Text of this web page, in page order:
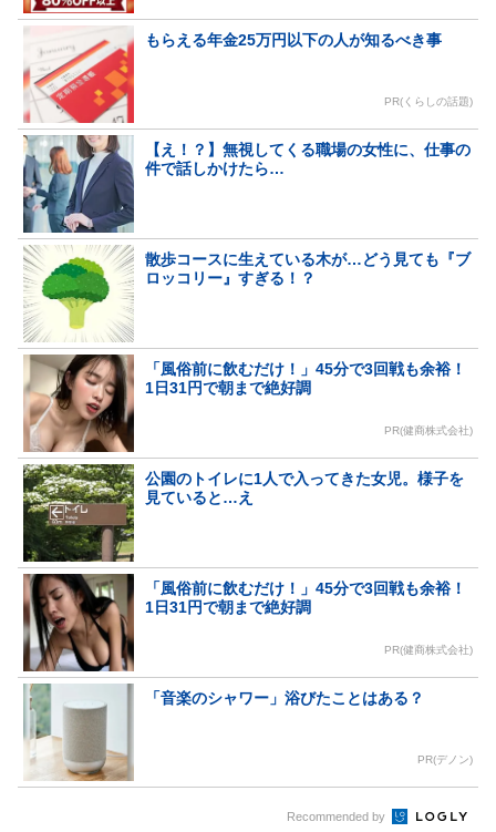
もらえる年金25万円以下の人が知るべき事
PR(くらしの話題)
【え！？】無視してくる職場の女性に、仕事の
件で話しかけたら…
散歩コースに生えている木が…どう見ても『ブ
ロッコリー』すぎる！？
「風俗前に飲むだけ！」45分で3回戦も余裕！
1日31円で朝まで絶好調
PR(健商株式会社)
公園のトイレに1人で入ってきた女児。様子を
見ていると…え
「風俗前に飲むだけ！」45分で3回戦も余裕！
1日31円で朝まで絶好調
PR(健商株式会社)
「音楽のシャワー」浴びたことはある？
PR(デノン)
Recommended by